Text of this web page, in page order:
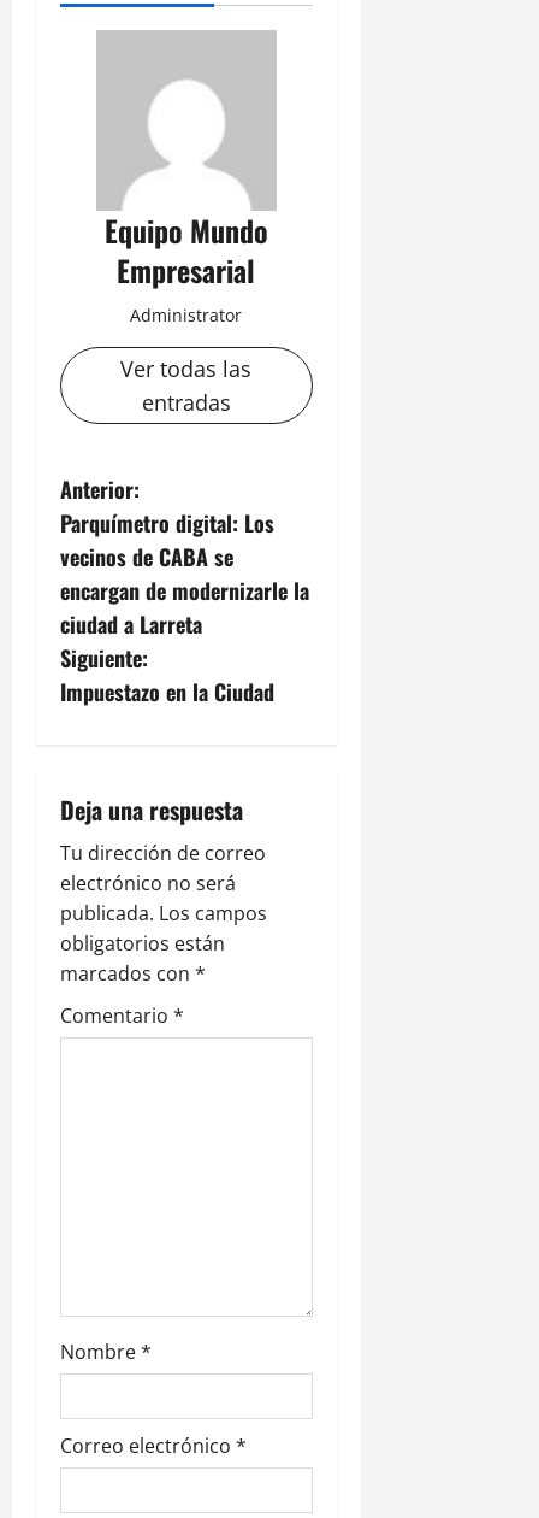
Equipo Mundo
Empresarial
Administrator
Ver todas las
entradas
N
a
v
e
g
c
i
ó
n
d
e
a
d
a
s
Anterior:
Parquímetro digital: Los
vecinos de CABA se
encargan de modernizarle la
ciudad a Larreta
Siguiente:
Impuestazo en la Ciudad
Deja una respuesta
Tu dirección de correo
electrónico no será
publicada. Los campos
obligatorios están
marcados con *
Comentario *
Nombre*
Correo electrónico *